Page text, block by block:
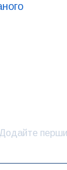
Додайте